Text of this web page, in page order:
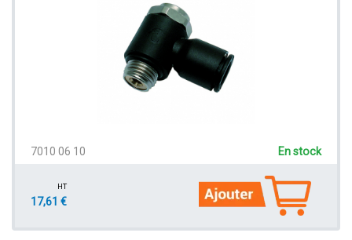
7010 06 10 En stock
HT
17,61 €